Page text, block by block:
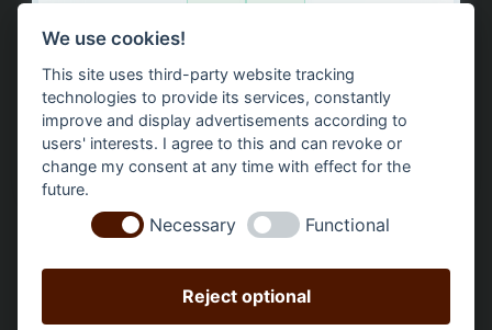
Bäume gepflanzt – regional, nachhaltig, transparent.
We use cookies!
This site uses third-party website tracking
technologies to provide its services, constantly
improve and display advertisements according to
users' interests. I agree to this and can revoke or
change my consent at any time with effect for the
future.
Necessary Functional
Reject optional